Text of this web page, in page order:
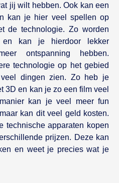
jij wilt hebben. Ook kan een
kan je hier veel spellen op
de technologie. Zo worden
kan je hierdoor lekker
ontspanning hebben.
technologie op het gebied
dingen zien. Zo heb je
3D en kan je zo een film veel
kan je veel meer fun
kan dit veel geld kosten.
technische apparaten kopen
prijzen. Deze kan
en weet je precies wat je